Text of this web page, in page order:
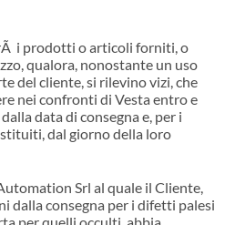
i prodotti o articoli forniti, o
qualora, nonostante un uso
del cliente, si rilevino vizi, che
nei confronti di Vesta entro e
data di consegna e, per i
dal giorno della loro
Srl al quale il Cliente,
dalla consegna per i difetti palesi
per quelli occulti, abbia